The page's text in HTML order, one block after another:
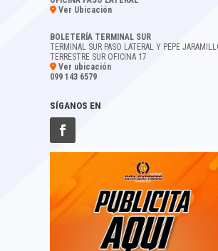
Ver Ubicación
BOLETERÍA TERMINAL SUR
TERMINAL SUR PASO LATERAL Y PEPE
TERRESTRE SUR OFICINA 17
Ver ubicación
099 143 6579
SÍGANOS EN